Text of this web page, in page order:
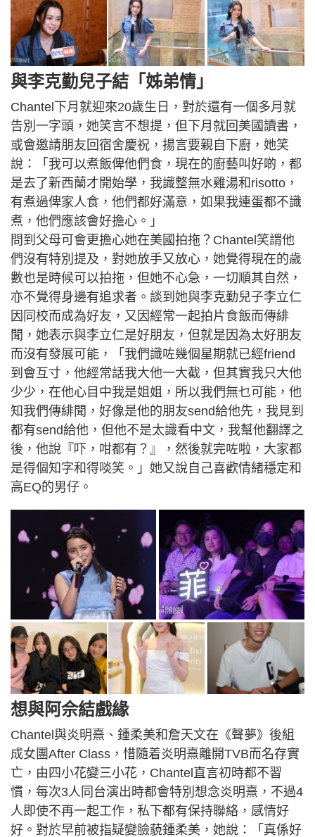
與李克勤兒子結「姊弟情」
Chantel下月就迎來20歲生日，對於還有一個多月就
告別一字頭，她笑言不想提，但下月就回美國讀書，
或會邀請朋友回宿舍慶祝，揚言要親自下廚，她笑
說：「我可以煮飯俾他們食，現在的廚藝叫好啲，都
是去了新西蘭才開始學，我識整無水雞湯和risotto，
有煮過俾家人食，他們都好滿意，如果我連蛋都不識
煮，他們應該會好擔心。」
問到父母可會更擔心她在美國拍拖？Chantel笑謂他
們沒有特別提及，對她放手又放心，她覺得現在的歲
數也是時候可以拍拖，但她不心急，一切順其自然，
亦不覺得身邊有追求者。談到她與李克勤兒子李立仁
因同校而成為好友，又因經常一起拍片食飯而傳緋
聞，她表示與李立仁是好朋友，但就是因為太好朋友
而沒有發展可能，「我們識咗幾個星期就已經friend
到會互寸，他經常話我大他一大截，但其實我只大他
少少，在他心目中我是姐姐，所以我們無乜可能，他
知我們傳緋聞，好像是他的朋友send給他先，我見到
都有send給他，但他不是太識看中文，我幫他翻譯之
後，他說『吓，咁都有？』，然後就完咗啦，大家都
是得個知字和得啖笑。」她又說自己喜歡情緒穩定和
高EQ的男仔。
想與阿佘結戲緣
Chantel與炎明熹、鍾柔美和詹天文在《聲夢》後組
成女團After Class，惜隨着炎明熹離開TVB而名存實
亡，由四小花變三小花，Chantel直言初時都不習
慣，每次3人同台演出時都會特別想念炎明熹，不過4
人即使不再一起工作，私下都有保持聯絡，感情好
好。對於早前被指疑變臉藐鍾柔美，她說：「真係好